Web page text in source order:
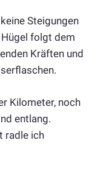
Steigungen
folgt dem
Kräften und
Kilometer, noch
entlang.
radle ich